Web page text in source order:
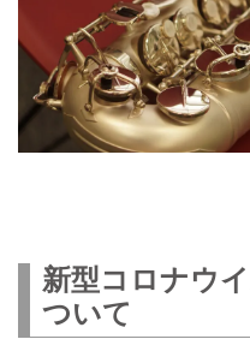
新型コロナウ
ついて